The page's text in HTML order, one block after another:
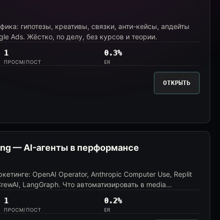
гипотезы, креативы, связки, анти-кейсы, апдейты
Ads. Жёстко, по делу, без курсов и теории.
1
ПРОСМ/ПОСТ
0.3%
ER
ОТКРЫТЬ
— AI-агенты в перформансе
OpenAI Operator, Anthropic Computer Use, Replit
LangGraph. Что автоматизировать в media...
1
ПРОСМ/ПОСТ
0.2%
ER